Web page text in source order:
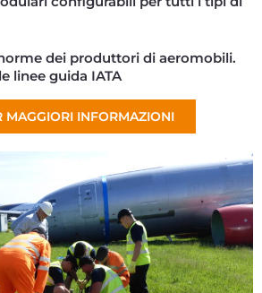
dei produttori di aeromobili.
linee guida IATA
MAGGIORI INFORMAZIONI